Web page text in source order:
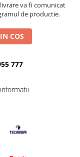
va fi comunicat
de productie.
COS
777